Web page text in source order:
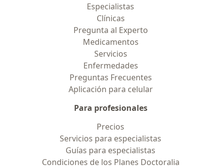
Especialistas
Clínicas
Pregunta al Experto
Medicamentos
Servicios
Enfermedades
Preguntas Frecuentes
Aplicación para celular
Para profesionales
Precios
Servicios para especialistas
Guías para especialistas
Condiciones de los Planes Doctoralia